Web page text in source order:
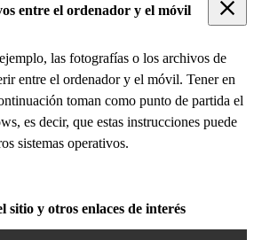
entre el ordenador y el móvil
las fotografías o los archivos de
entre el ordenador y el móvil. Tener en
toman como punto de partida el
es decir, que estas instrucciones puede
sistemas operativos.
sitio y otros enlaces de interés